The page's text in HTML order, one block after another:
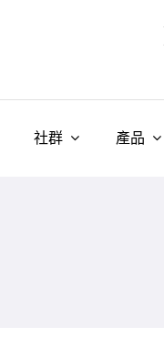
社群 產品